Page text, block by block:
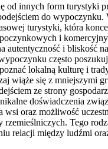
od innych form turystyki
do wypoczynku.
turystyki, która
i
autentyczność i bliskość
często
lokalną kulturę i
wiąże się z mniejszymi
ze strony
doświadczenia
wsi oraz możliwość
rzemieślniczych. Tego
relacji między ludźmi